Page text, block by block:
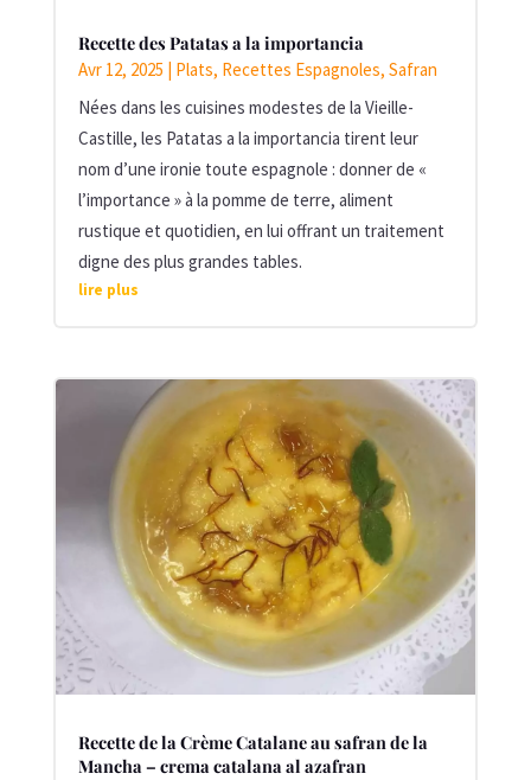
Recette des Patatas a la importancia
Avr 12, 2025 | Plats, Recettes Espagnoles, Safran
Nées dans les cuisines modestes de la Vieille-
Castille, les Patatas a la importancia tirent leur
nom d’une ironie toute espagnole : donner de «
l’importance » à la pomme de terre, aliment
rustique et quotidien, en lui offrant un traitement
digne des plus grandes tables.
lire plus
Recette de la Crème Catalane au safran de la
Mancha – crema catalana al azafran